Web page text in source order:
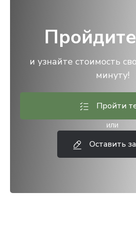
и узнайте стоимость
минуту!
Пройти
или
Оставить